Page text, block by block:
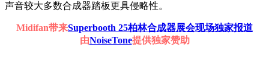
声音较大多数合成器踏板更具侵略性。
Midifan带来Superbooth 25柏林合成器展会现场独家报道
由NoiseTone提供独家赞助